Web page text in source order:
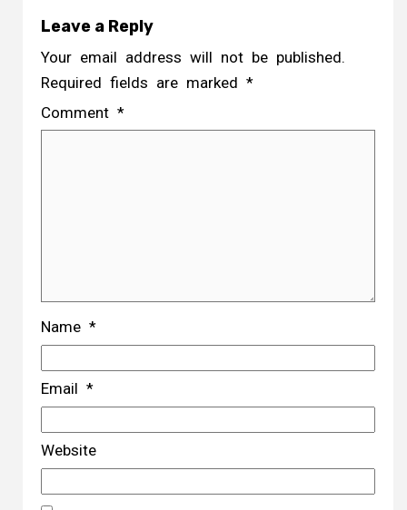
Leave a Reply
Your email address will not be published.
Required fields are marked *
Comment *
Name *
Email *
Website